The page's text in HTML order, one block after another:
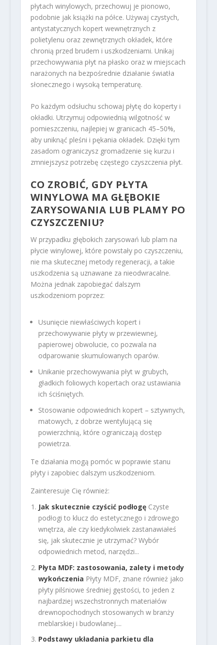
płytach winylowych, przechowuj je pionowo,
podobnie jak książki na półce. Używaj czystych,
antystatycznych kopert wewnętrznych z
polietylenu oraz zewnętrznych okładek, które
chronią przed brudem i uszkodzeniami. Unikaj
przechowywania płyt na płasko oraz w miejscach
narażonych na bezpośrednie działanie światła
słonecznego i wysoką temperaturę.
Po każdym odsłuchu schowaj płytę do koperty i
okładki. Utrzymuj odpowiednią wilgotność w
pomieszczeniu, najlepiej w granicach 45–50%,
aby uniknąć pleśni i pękania okładek. Dzięki tym
zasadom ograniczysz gromadzenie się kurzu i
zmniejszysz potrzebę częstego czyszczenia płyt.
CO ZROBIĆ, GDY PŁYTA
WINYLOWA MA GŁĘBOKIE
ZARYSOWANIA LUB PLAMY PO
CZYSZCZENIU?
W przypadku głębokich zarysowań lub plam na
płycie winylowej, które powstały po czyszczeniu,
nie ma skutecznej metody regeneracji, a takie
uszkodzenia są uznawane za nieodwracalne.
Można jednak zapobiegać dalszym
uszkodzeniom poprzez:
Usunięcie niewłaściwych kopert i
przechowywanie płyty w przewiewnej,
papierowej obwolucie, co pozwala na
odparowanie skumulowanych oparów.
Unikanie przechowywania płyt w grubych,
gładkich foliowych kopertach oraz ustawiania
ich ściśniętych.
Stosowanie odpowiednich kopert – sztywnych,
matowych, z dobrze wentylującą się
powierzchnią, które ograniczają dostęp
powietrza.
Te działania mogą pomóc w poprawie stanu
płyty i zapobiec dalszym uszkodzeniom.
Zainteresuje Cię również:
Jak skutecznie czyścić podłogę Czyste
podłogi to klucz do estetycznego i zdrowego
wnętrza, ale czy kiedykolwiek zastanawiałeś
się, jak skutecznie je utrzymać? Wybór
odpowiednich metod, narzędzi...
Płyta MDF: zastosowania, zalety i metody
wykończenia Płyty MDF, znane również jako
płyty pilśniowe średniej gęstości, to jeden z
najbardziej wszechstronnych materiałów
drewnopochodnych stosowanych w branży
meblarskiej i budowlanej....
Podstawy układania parkietu dla